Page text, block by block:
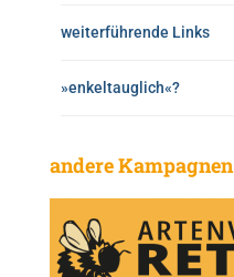
weiterführende Links
»enkeltauglich«?
andere Kampagnen